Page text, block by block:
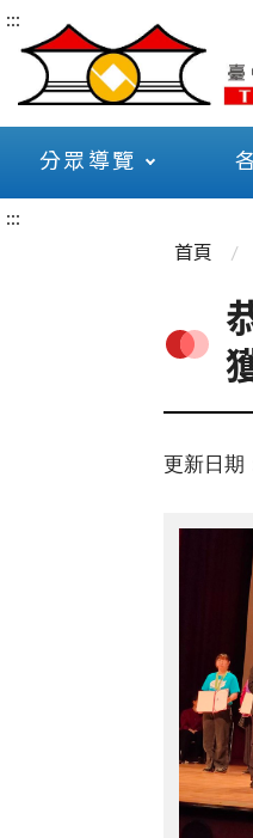
:::
分眾導覽
:::
首頁
更新日期